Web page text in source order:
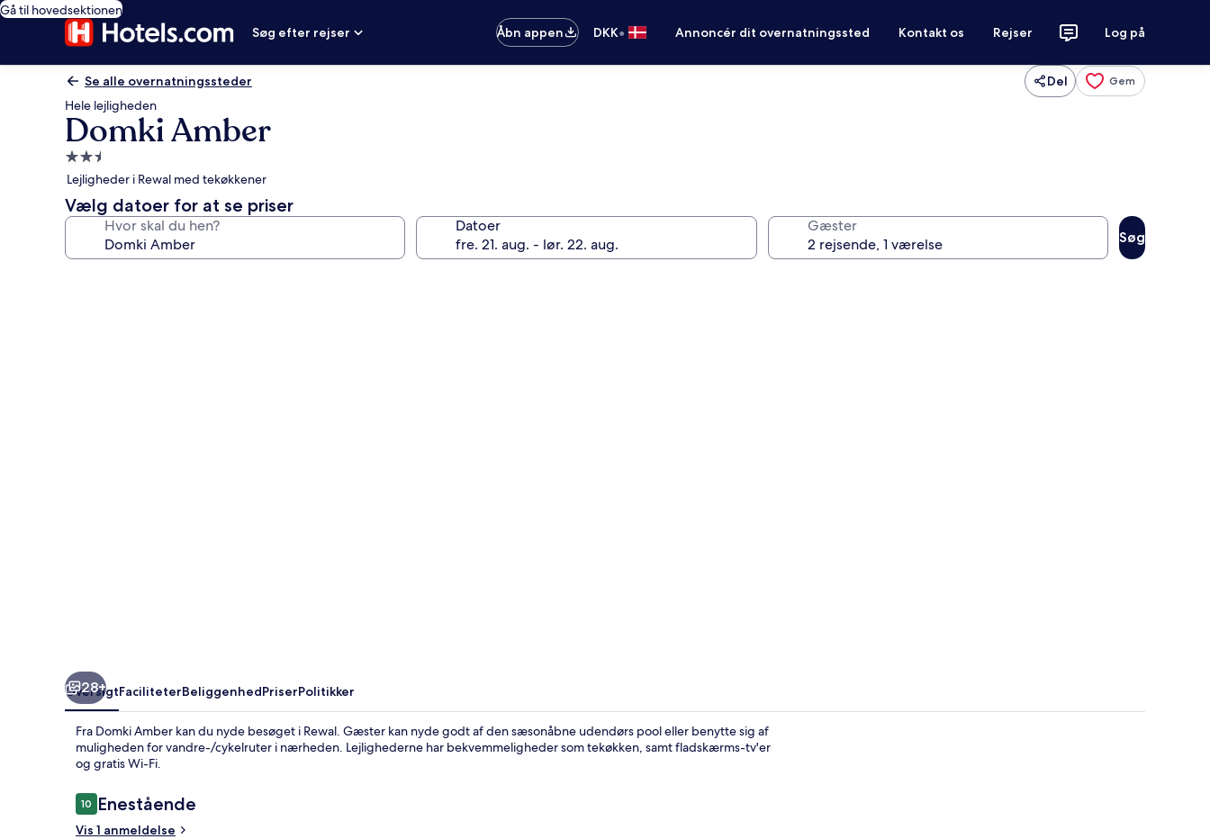
Gå til hovedsektionen
Søg efter rejser
Åbn appen DKK• Annoncér dit overnatningssted Kontakt os Rejser Log på
Se alle overnatningssteder Del Gem
Hele lejligheden
Domki Amber
2.5-
stjernet
overnatningssted
Lejligheder i Rewal med tekøkkener
Vælg datoer for at se priser
Hvor skal du hen? Datoer Gæster
Søg
28+
OversigtFaciliteterBeliggenhedPriserPolitikker
Fra Domki Amber kan du nyde besøget i Rewal. Gæster kan nyde godt af den sæsonåbne udendørs pool eller benytte sig af
muligheden for vandre-/cykelruter i nærheden. Lejlighederne har bekvemmeligheder som tekøkken, samt fladskærms-tv'er
og gratis Wi-Fi.
Anmeldelser
1010 ud af 10.
Enestående
Vis 1 anmeldelse